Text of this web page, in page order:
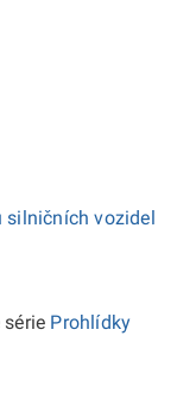
silničních vozidel
Prohlídky